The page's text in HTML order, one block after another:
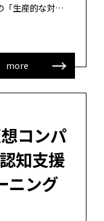
「生産的な対
調型チャット
の論 […]
more
コンパ
知支援
ニング